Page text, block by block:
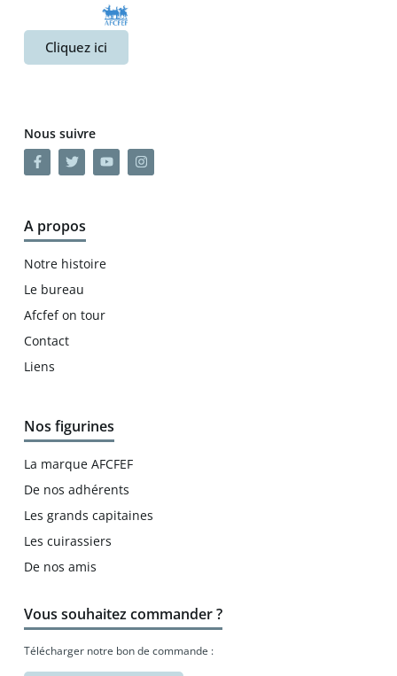
Cliquez ici
Nous suivre
A propos
Notre histoire
Le bureau
Afcfef on tour
Contact
Liens
Nos figurines
La marque AFCFEF
De nos adhérents
Les grands capitaines
Les cuirassiers
De nos amis
Vous souhaitez commander ?
Télécharger notre bon de commande :